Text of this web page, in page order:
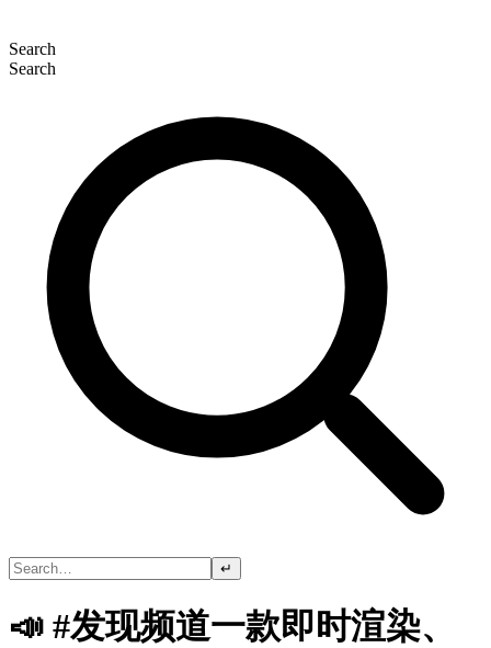
Search
Search
↵
📣 #发现频道一款即时渲染、